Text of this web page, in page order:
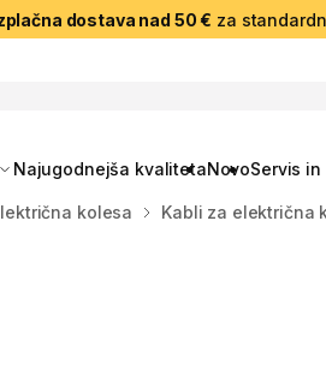
dostava nad 50 € za
Najugodnejša kvalitetaNovoServis
kolesa Kabli za električna